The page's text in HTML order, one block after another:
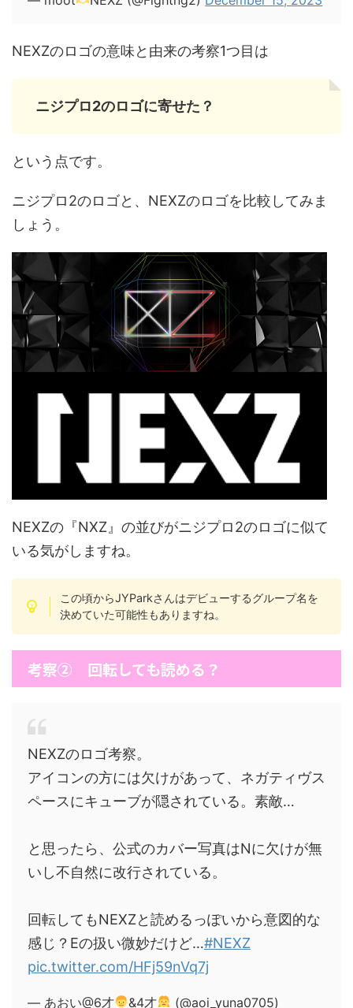
NEXZのロゴの意味と由来の考察1つ目は
ニジプロ2のロゴに寄せた？
という点です。
ニジプロ2のロゴと、NEXZのロゴを比較してみま
しょう。
NEXZの『NXZ』の並びがニジプロ2のロゴに似て
いる気がしますね。
この頃からJYParkさんはデビューするグループ名を
決めていた可能性もありますね。
考察② 回転しても読める？
NEXZのロゴ考察。
アイコンの方には欠けがあって、ネガティヴス
ペースにキューブが隠されている。素敵…
と思ったら、公式のカバー写真はNに欠けが無
いし不自然に改行されている。
回転してもNEXZと読めるっぽいから意図的な
感じ？Eの扱い微妙だけど…#NEXZ
pic.twitter.com/HFj59nVq7j
— あおい@6才 &4才
(@aoi_yuna0705)